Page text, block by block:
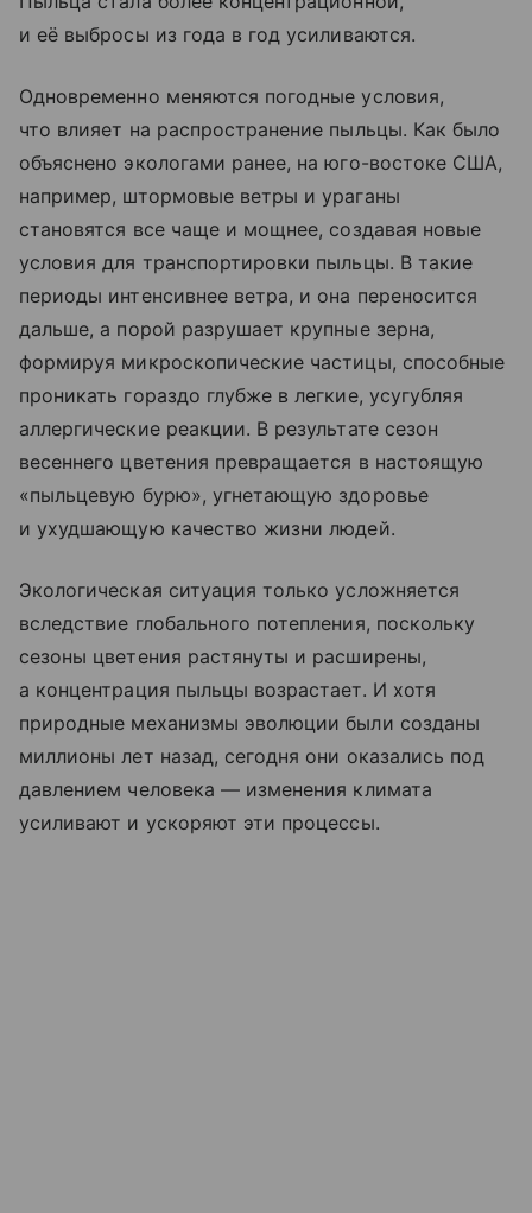
и её выбросы из года в год усиливаются.
Одновременно меняются погодные условия,
что влияет на распространение пыльцы. Как было
объяснено экологами ранее, на юго-востоке США,
например, штормовые ветры и ураганы
становятся все чаще и мощнее, создавая новые
условия для транспортировки пыльцы. В такие
периоды интенсивнее ветра, и она переносится
дальше, а порой разрушает крупные зерна,
формируя микроскопические частицы, способные
проникать гораздо глубже в легкие, усугубляя
аллергические реакции. В результате сезон
весеннего цветения превращается в настоящую
«пыльцевую бурю», угнетающую здоровье
и ухудшающую качество жизни людей.
Экологическая ситуация только усложняется
вследствие глобального потепления, поскольку
сезоны цветения растянуты и расширены,
а концентрация пыльцы возрастает. И хотя
природные механизмы эволюции были созданы
миллионы лет назад, сегодня они оказались под
давлением человека — изменения климата
усиливают и ускоряют эти процессы.